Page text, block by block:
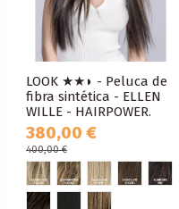
LOOK ★★◗ - Peluca de
fibra sintética - ELLEN
WILLE - HAIRPOWER.
380,00 €
400,00 €